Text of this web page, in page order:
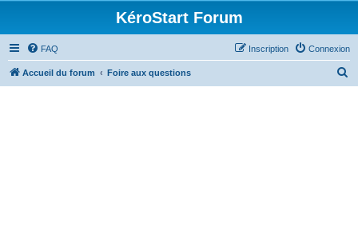
KéroStart Forum
FAQ Connexion
Inscription
Accueil du forum Foire aux questions